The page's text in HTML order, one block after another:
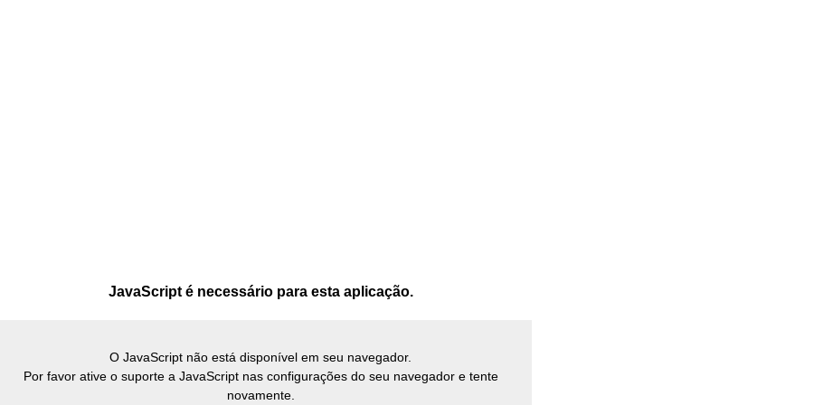
JavaScript é necessário para esta aplicação.
O JavaScript não está disponível em seu navegador.
Por favor ative o suporte a JavaScript nas configurações do seu navegador e tente
novamente.